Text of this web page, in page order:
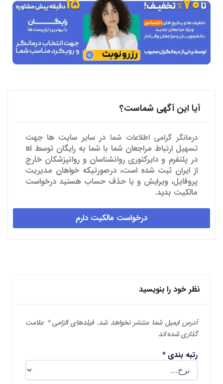
آیا این آگهی شماست؟
درمانگر گرامی اطلاعات شما در سایر سایت ها جهت
تسهیل ارتباط مراجعان شما با شما به رایگان توسط ai
در پلتفرم و دایرکتوری روانشناسان و روانپزشکان خارج
از ایران ثبت شده است، درصورتیکه خواهان مدیریت
پروفایل، ویرایش و یا حذف حساب هستید درخواست
مالکیت بدید.
درخواست مالکیت دارم
نظر خود را بنویسید
آدرس ایمیل شما منتشر نخواهد شد. فیلدهای الزامی* علامت
گذاری شده اند
رتبه بندی*